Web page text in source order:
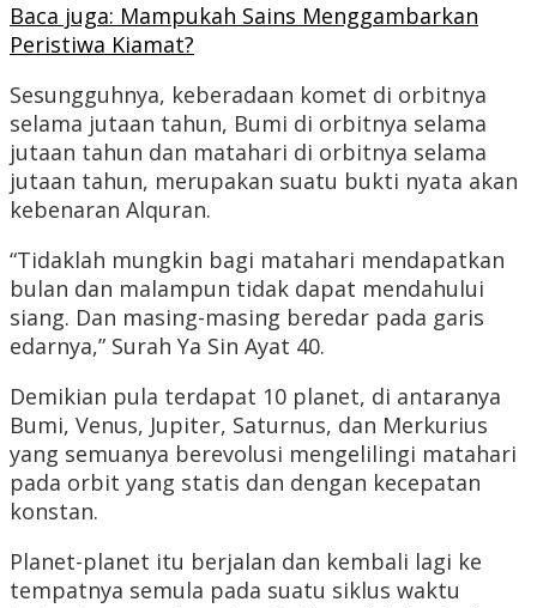
Baca juga: Mampukah Sains Menggambarkan
Peristiwa Kiamat?
Sesungguhnya, keberadaan komet di orbitnya
selama jutaan tahun, Bumi di orbitnya selama
jutaan tahun dan matahari di orbitnya selama
jutaan tahun, merupakan suatu bukti nyata akan
kebenaran Alquran.
“Tidaklah mungkin bagi matahari mendapatkan
bulan dan malampun tidak dapat mendahului
siang. Dan masing-masing beredar pada garis
edarnya,” Surah Ya Sin Ayat 40.
Demikian pula terdapat 10 planet, di antaranya
Bumi, Venus, Jupiter, Saturnus, dan Merkurius
yang semuanya berevolusi mengelilingi matahari
pada orbit yang statis dan dengan kecepatan
konstan.
Planet-planet itu berjalan dan kembali lagi ke
tempatnya semula pada suatu siklus waktu